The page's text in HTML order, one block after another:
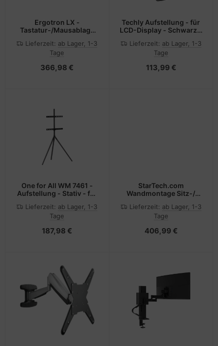
Ergotron LX -
Tastatur-/Mausablage
Lieferzeit: ab Lager, 1-3
Tage
366,98 €
Techly Aufstellung - für
LCD-Display - Schwarz -
139.7 cm (32"-55")
Lieferzeit: ab Lager, 1-3
Tage
113,99 €
One for All WM 7461 -
Aufstellung - Stativ - für
Metall - Titanium Gray -
Bildschirmgröße: 81-165
Lieferzeit: ab Lager, 1-3
Tage
187,98 €
StarTech.com
Wandmontage Sitz-/
Monitor bis zu 24 - VESA
- Höhenverstellbarer
Schreibtisch -
Lieferzeit: ab Lager, 1-3
Tage
406,99 €